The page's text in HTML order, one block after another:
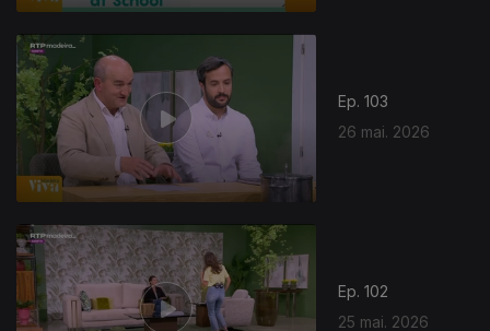
Ep. 103
26 mai. 2026
Ep. 102
25 mai. 2026